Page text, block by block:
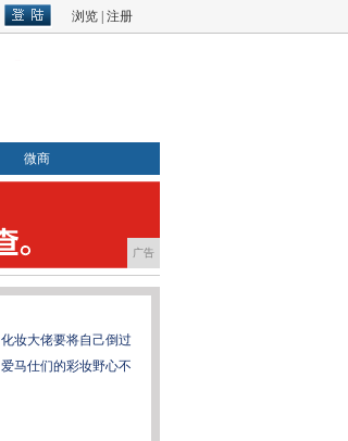
浏览 注册
微商
广告
化妆大佬要将自己倒过
爱马仕们的彩妆野心不